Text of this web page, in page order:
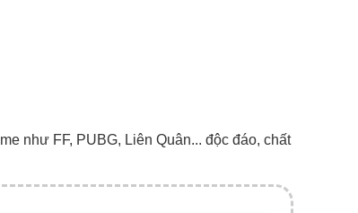
như FF, PUBG, Liên Quân... độc đáo, chất